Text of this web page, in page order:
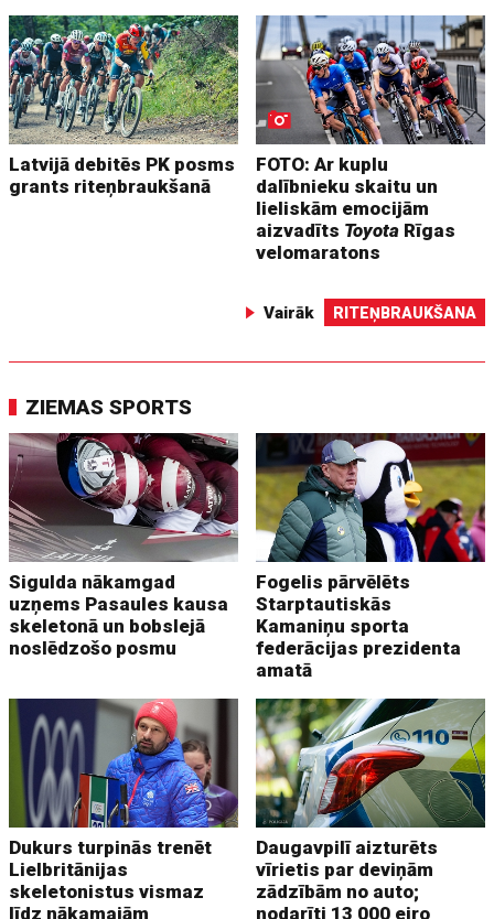
Latvijā debitēs PK posms
grants riteņbraukšanā
FOTO: Ar kuplu
dalībnieku skaitu un
lieliskām emocijām
aizvadīts Toyota Rīgas
velomaratons
Vairāk RITEŅBRAUKŠANA
ZIEMAS SPORTS
Sigulda nākamgad
uzņems Pasaules kausa
skeletonā un bobslejā
noslēdzošo posmu
Fogelis pārvēlēts
Starptautiskās
Kamaniņu sporta
federācijas prezidenta
amatā
Dukurs turpinās trenēt
Lielbritānijas
skeletonistus vismaz
līdz nākamajām
Daugavpilī aizturēts
vīrietis par deviņām
zādzībām no auto;
nodarīti 13 000 eiro